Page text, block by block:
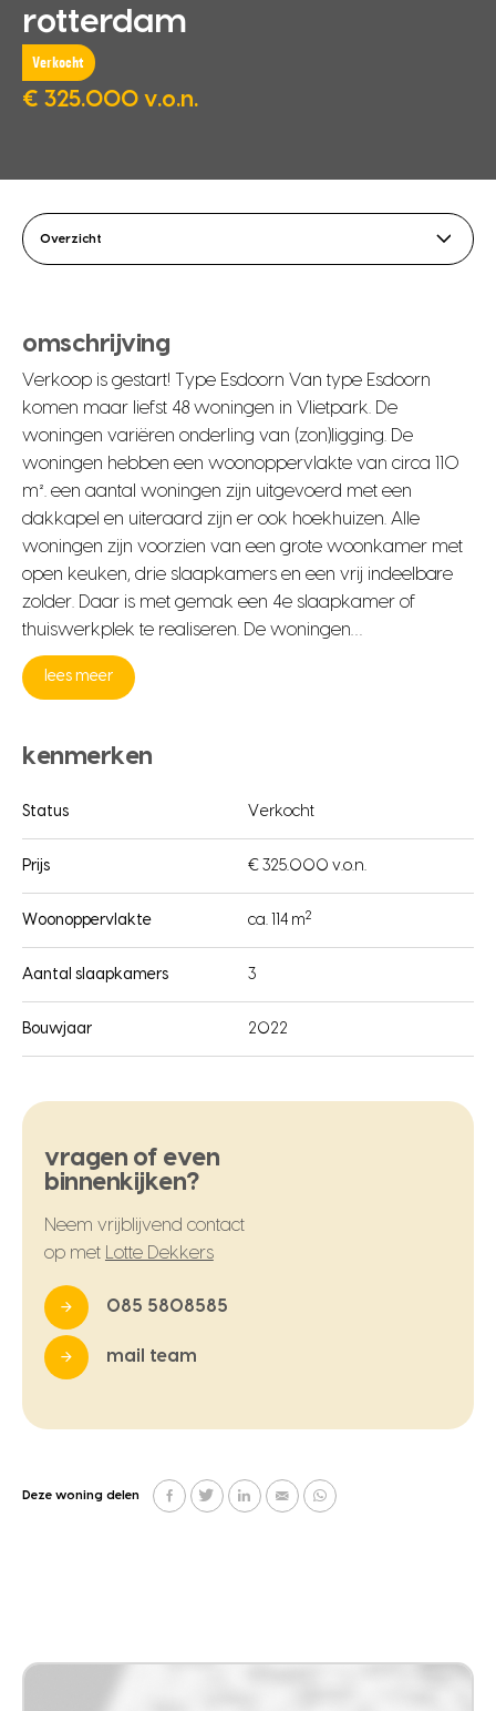
rotterdam
Verkocht
€ 325.000 v.o.n.
Overzicht
omschrijving
Verkoop is gestart! Type Esdoorn Van type Esdoorn
komen maar liefst 48 woningen in Vlietpark. De
woningen variëren onderling van (zon)ligging. De
woningen hebben een woonoppervlakte van circa 110
m². een aantal woningen zijn uitgevoerd met een
dakkapel en uiteraard zijn er ook hoekhuizen. Alle
woningen zijn voorzien van een grote woonkamer met
open keuken, drie slaapkamers en een vrij indeelbare
zolder. Daar is met gemak een 4e slaapkamer of
thuiswerkplek te realiseren. De woningen…
lees meer
kenmerken
Status Verkocht
Prijs € 325.000 v.o.n.
Woonoppervlakte ca. 114 m2
Aantal slaapkamers 3
Bouwjaar 2022
vragen of even
binnenkijken?
Neem vrijblijvend contact
op met
Lotte Dekkers
085 5808585
mail team
Deze woning delen